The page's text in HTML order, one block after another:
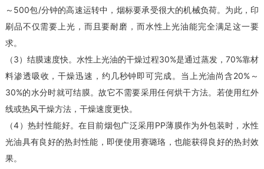
～500包/分钟的高速运转中，烟标要承受很大的机械负荷。为此，印
刷品不仅需要上光，而且要耐磨，而水性上光油能完全满足这一要
求。
（3）结膜速度快。水性上光油的干燥过程30%是通过蒸发，70%靠材
料渗透吸收，干燥迅速，约几秒钟即可完成。当上光油尚含20%～
30%的水分时就可结膜。故它不需要采用任何烘干方法。若使用红外
线或热风干燥方法，干燥速度更快。
（4）热封性能好。在目前烟包广泛采用PP薄膜作为外包装时，水性
光油具有良好的热封性能，即便使用赛璐珞，也能获得良好的热封效
果。